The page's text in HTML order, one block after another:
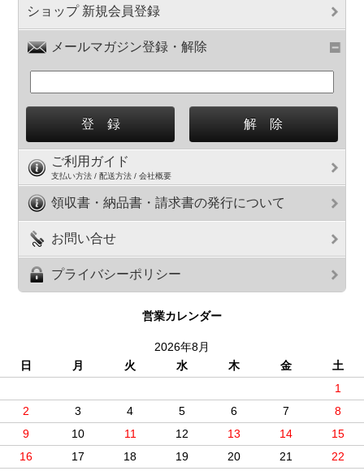
ショップ 新規会員登録
メールマガジン登録・解除
ご利用ガイド
支払い方法 / 配送方法 / 会社概要
領収書・納品書・請求書の発行について
お問い合せ
プライバシーポリシー
営業カレンダー
2026年8月
日
月 火 水 木 金
土
1
2
3 4 5 6 7
8
9
10 11 12 13 14
15
16
17 18 19 20 21
22